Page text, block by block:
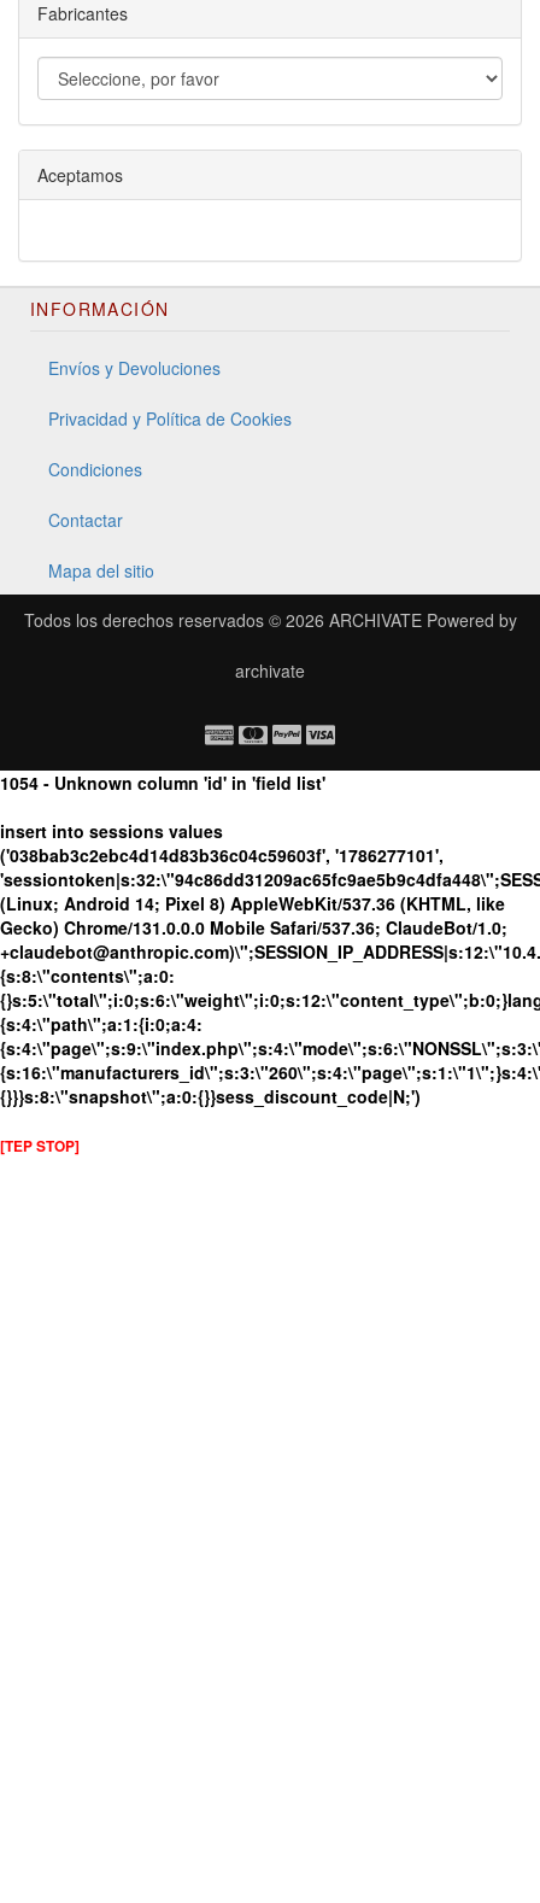
Fabricantes
Aceptamos
INFORMACIÓN
Envíos y Devoluciones
Privacidad y Política de Cookies
Condiciones
Contactar
Mapa del sitio
Todos los derechos reservados © 2026 ARCHIVATEPowered by
archivate
1054 - Unknown column 'id' in 'field list'
insert into sessions values
('038bab3c2ebc4d14d83b36c04c59603f', '1786277101',
(Linux; Android 14; Pixel 8) AppleWebKit/537.36 (KHTML, like
Gecko) Chrome/131.0.0.0 Mobile Safari/537.36; ClaudeBot/1.0;
{s:8:\"contents\";a:0:
{s:4:\"path\";a:1:{i:0;a:4:
{}}}s:8:\"snapshot\";a:0:{}}sess_discount_code|N;')
[TEP STOP]